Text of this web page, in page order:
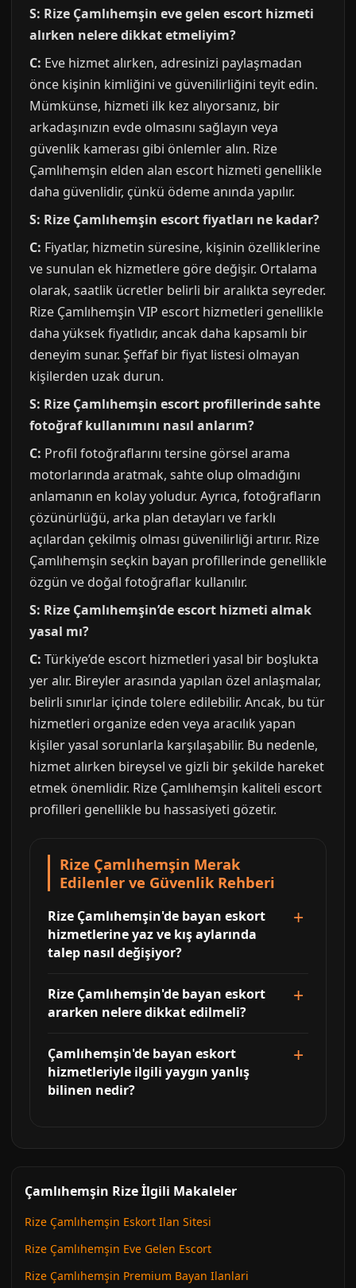
S: Rize Çamlıhemşin eve gelen escort hizmeti
alırken nelere dikkat etmeliyim?
C: Eve hizmet alırken, adresinizi paylaşmadan
önce kişinin kimliğini ve güvenilirliğini teyit edin.
Mümkünse, hizmeti ilk kez alıyorsanız, bir
arkadaşınızın evde olmasını sağlayın veya
güvenlik kamerası gibi önlemler alın. Rize
Çamlıhemşin elden alan escort hizmeti genellikle
daha güvenlidir, çünkü ödeme anında yapılır.
S: Rize Çamlıhemşin escort fiyatları ne kadar?
C: Fiyatlar, hizmetin süresine, kişinin özelliklerine
ve sunulan ek hizmetlere göre değişir. Ortalama
olarak, saatlik ücretler belirli bir aralıkta seyreder.
Rize Çamlıhemşin VIP escort hizmetleri genellikle
daha yüksek fiyatlıdır, ancak daha kapsamlı bir
deneyim sunar. Şeffaf bir fiyat listesi olmayan
kişilerden uzak durun.
S: Rize Çamlıhemşin escort profillerinde sahte
fotoğraf kullanımını nasıl anlarım?
C: Profil fotoğraflarını tersine görsel arama
motorlarında aratmak, sahte olup olmadığını
anlamanın en kolay yoludur. Ayrıca, fotoğrafların
çözünürlüğü, arka plan detayları ve farklı
açılardan çekilmiş olması güvenilirliği artırır. Rize
Çamlıhemşin seçkin bayan profillerinde genellikle
özgün ve doğal fotoğraflar kullanılır.
S: Rize Çamlıhemşin’de escort hizmeti almak
yasal mı?
C: Türkiye’de escort hizmetleri yasal bir boşlukta
yer alır. Bireyler arasında yapılan özel anlaşmalar,
belirli sınırlar içinde tolere edilebilir. Ancak, bu tür
hizmetleri organize eden veya aracılık yapan
kişiler yasal sorunlarla karşılaşabilir. Bu nedenle,
hizmet alırken bireysel ve gizli bir şekilde hareket
etmek önemlidir. Rize Çamlıhemşin kaliteli escort
profilleri genellikle bu hassasiyeti gözetir.
Rize Çamlıhemşin Merak
Edilenler ve Güvenlik Rehberi
Rize Çamlıhemşin'de bayan eskort
hizmetlerine yaz ve kış aylarında
talep nasıl değişiyor?
Rize Çamlıhemşin'de bayan eskort
ararken nelere dikkat edilmeli?
Çamlıhemşin'de bayan eskort
hizmetleriyle ilgili yaygın yanlış
bilinen nedir?
Çamlıhemşin Rize İlgili Makaleler
Rize Çamlıhemşin Eskort Ilan Sitesi
Rize Çamlıhemşin Eve Gelen Escort
Rize Çamlıhemşin Premium Bayan Ilanlari